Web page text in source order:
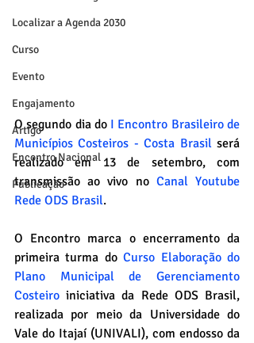
Localizar a Agenda 2030
Curso
Evento
Engajamento
Artigo
Encontro Nacional
Publicação
O segundo dia do I Encontro Brasileiro de
Municípios Costeiros - Costa Brasil será
realizado em 13 de setembro, com
transmissão ao vivo no Canal Youtube
Rede ODS Brasil.
O Encontro marca o encerramento da
primeira turma do Curso Elaboração do
Plano Municipal de Gerenciamento
Costeiro iniciativa da Rede ODS Brasil,
realizada por meio da Universidade do